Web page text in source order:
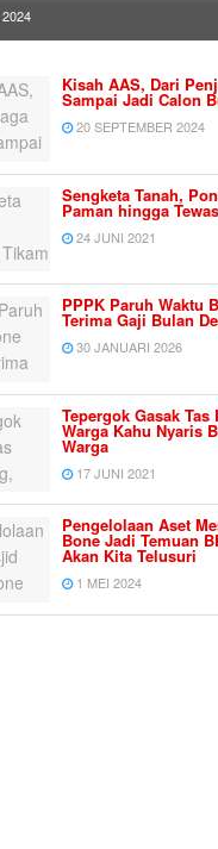
Kisah AAS, Dari
Sampai Jadi Calon
20 SEPTEMBER 2024
Sengketa Tanah,
Paman hingga Tewas
24 JUNI 2021
PPPK Paruh Waktu
Terima Gaji Bulan
30 JANUARI 2026
Tepergok Gasak Tas
Warga Kahu Nyaris
Warga
17 JUNI 2021
Pengelolaan Aset
Bone Jadi Temuan
Akan Kita Telusuri
1 MEI 2024